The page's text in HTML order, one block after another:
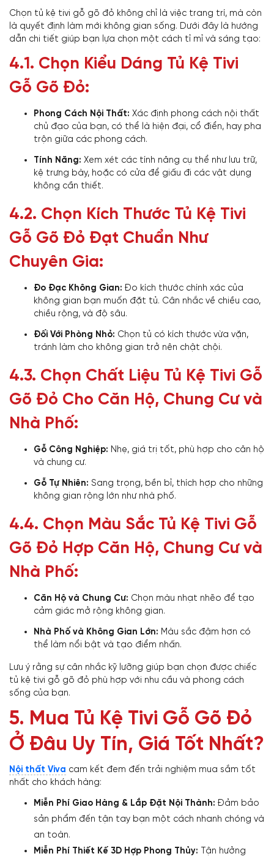
Chọn tủ kệ tivi gỗ gõ đỏ không chỉ là việc trang trí, mà còn
là quyết định làm mới không gian sống. Dưới đây là hướng
dẫn chi tiết giúp bạn lựa chọn một cách tỉ mỉ và sáng tạo:
4.1. Chọn Kiểu Dáng Tủ Kệ Tivi
Gỗ Gõ Đỏ:
Phong Cách Nội Thất: Xác định phong cách nội thất
chủ đạo của bạn, có thể là hiện đại, cổ điển, hay pha
trộn giữa các phong cách.
Tính Năng: Xem xét các tính năng cụ thể như lưu trữ,
kệ trưng bày, hoặc có cửa để giấu đi các vật dụng
không cần thiết.
4.2. Chọn Kích Thước Tủ Kệ Tivi
Gỗ Gõ Đỏ Đạt Chuẩn Như
Chuyên Gia:
Đo Đạc Không Gian: Đo kích thước chính xác của
không gian bạn muốn đặt tủ. Cân nhắc về chiều cao,
chiều rộng, và độ sâu.
Đối Với Phòng Nhỏ: Chọn tủ có kích thước vừa vặn,
tránh làm cho không gian trở nên chật chội.
4.3. Chọn Chất Liệu Tủ Kệ Tivi Gỗ
Gõ Đỏ Cho Căn Hộ, Chung Cư và
Nhà Phố:
Gỗ Công Nghiệp: Nhẹ, giá trị tốt, phù hợp cho căn hộ
và chung cư.
Gỗ Tự Nhiên: Sang trọng, bền bỉ, thích hợp cho những
không gian rộng lớn như nhà phố.
4.4. Chọn Màu Sắc Tủ Kệ Tivi Gỗ
Gõ Đỏ Hợp Căn Hộ, Chung Cư và
Nhà Phố:
Căn Hộ và Chung Cư: Chọn màu nhạt nhẽo để tạo
cảm giác mở rộng không gian.
Nhà Phố và Không Gian Lớn: Màu sắc đậm hơn có
thể làm nổi bật và tạo điểm nhấn.
Lưu ý rằng sự cân nhắc kỹ lưỡng giúp bạn chọn được chiếc
tủ kệ tivi gỗ gõ đỏ phù hợp với nhu cầu và phong cách
sống của bạn.
5. Mua Tủ Kệ Tivi Gỗ Gõ Đỏ
Ở Đâu Uy Tín, Giá Tốt Nhất?
Nội thất Viva cam kết đem đến trải nghiệm mua sắm tốt
nhất cho khách hàng:
Miễn Phí Giao Hàng & Lắp Đặt Nội Thành: Đảm bảo
sản phẩm đến tận tay bạn một cách nhanh chóng và
an toàn.
Miễn Phí Thiết Kế 3D Hợp Phong Thủy: Tận hưởng